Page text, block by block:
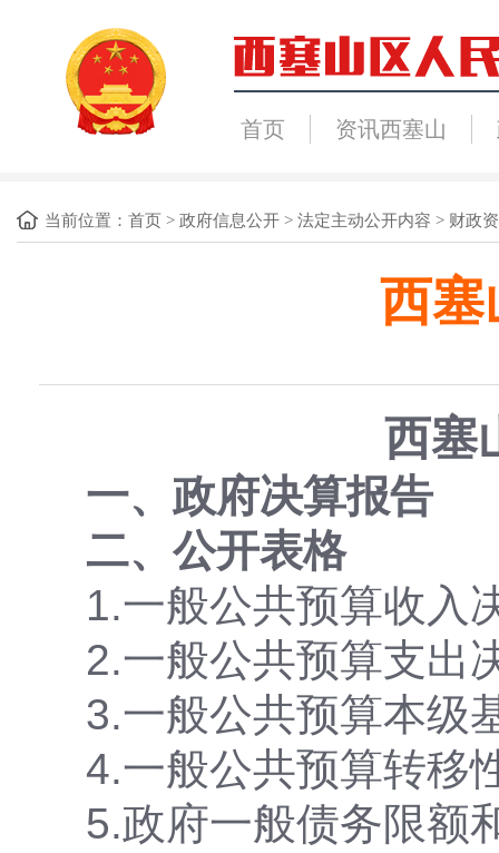
首页 资讯西塞山
当前位置： 首页 > 政府信息公开 > 法定主动公开内容 > 财政
西塞
西塞
一、政府决算报告
二、公开表格
1.一般公共预算收入
2.一般公共预算支出
3.一般公共预算本级
4.一般公共预算转移
5.政府一般债务限额